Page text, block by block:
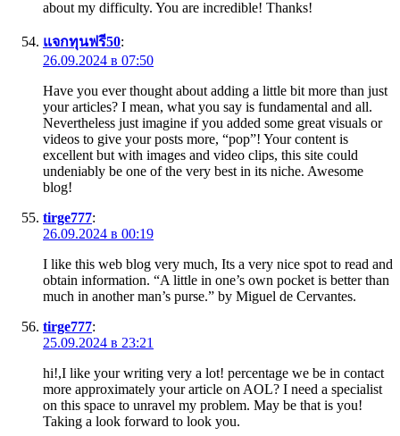
about my difficulty. You are incredible! Thanks!
แจกทุนฟรี50:
26.09.2024 в 07:50
Have you ever thought about adding a little bit more than just
your articles? I mean, what you say is fundamental and all.
Nevertheless just imagine if you added some great visuals or
videos to give your posts more, “pop”! Your content is
excellent but with images and video clips, this site could
undeniably be one of the very best in its niche. Awesome
blog!
tirge777:
26.09.2024 в 00:19
I like this web blog very much, Its a very nice spot to read and
obtain information. “A little in one’s own pocket is better than
much in another man’s purse.” by Miguel de Cervantes.
tirge777:
25.09.2024 в 23:21
hi!,I like your writing very a lot! percentage we be in contact
more approximately your article on AOL? I need a specialist
on this space to unravel my problem. May be that is you!
Taking a look forward to look you.